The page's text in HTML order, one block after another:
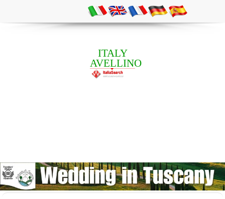
ITALY
AVELLINO